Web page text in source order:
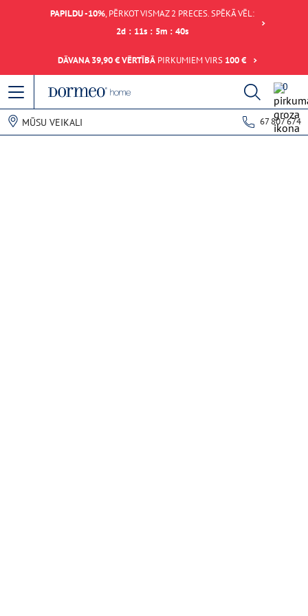
PAPILDU -10%, PĒRKOT VISMAZ 2 PRECES. SPĒKĀ VĒL:
2d : 11s : 5m : 40s
DĀVANA 39,90 € VĒRTĪBĀ PIRKUMIEM VIRS 100 €
0
MŪSU VEIKALI 67 807 674